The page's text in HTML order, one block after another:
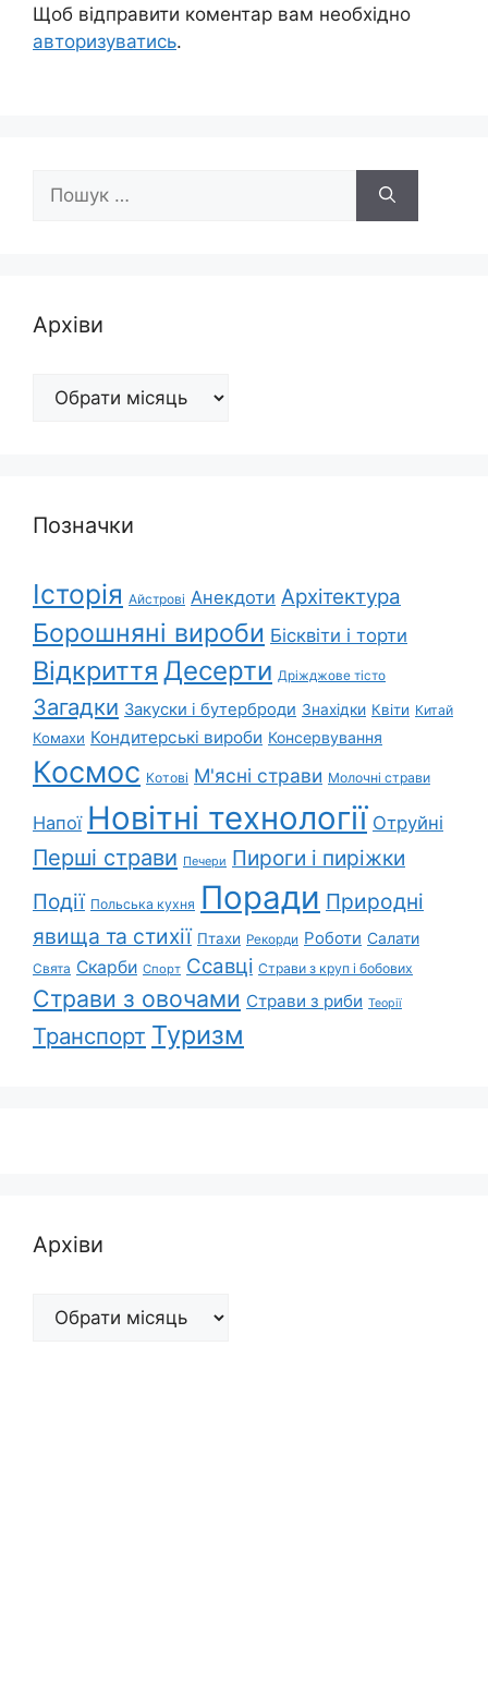
Щоб відправити коментар вам необхідно
авторизуватись.
Пошук:
Архіви
Архіви
Позначки
Історія Айстрові Анекдоти Архітектура
Борошняні вироби Бісквіти і торти
Відкриття Десерти Дріжджове тісто
Загадки Закуски і бутерброди Знахідки Квіти Китай
Комахи Кондитерські вироби Консервування
Космос Котові М'ясні страви Молочні страви
Напої Новітні технології Отруйні
Перші страви Печери Пироги і пиріжки
Події Польська кухня Поради Природні
явища та стихії Птахи Рекорди Роботи Салати
Свята Скарби Спорт Ссавці Страви з круп і бобових
Страви з овочами Страви з риби Теорії
Транспорт Туризм
Архіви
Архіви